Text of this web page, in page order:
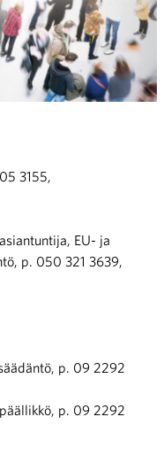
3155,
asiantuntija, EU- ja
p. 050 321 3639,
p. 09 2292
p. 09 2292